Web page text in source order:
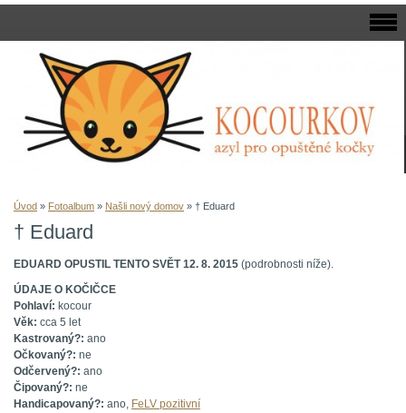
Úvod » Fotoalbum » Našli nový domov » † Eduard
† Eduard
EDUARD OPUSTIL TENTO SVĚT 12. 8. 2015 (podrobnosti níže).
ÚDAJE O KOČIČCE
Pohlaví: kocour
Věk: cca 5 let
Kastrovaný?: ano
Očkovaný?: ne
Odčervený?: ano
Čipovaný?: ne
Handicapovaný?: ano, FeLV pozitivní